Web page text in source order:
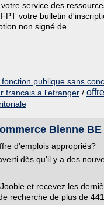
service des
votre bulletin
non signé de...
publique sans
francais a l'etranger /
Bienne BE
d'emplois appropriés?
dès qu'il y a des
et recevez les
recherche de plus de